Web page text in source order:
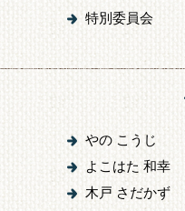
特別委員会
やの こうじ
よこはた 和幸
木戸 さだかず